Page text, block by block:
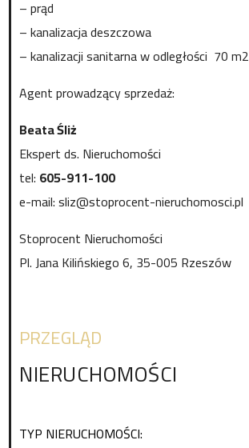
– prąd
– kanalizacja deszczowa
– kanalizacji sanitarna w odległości 70 m2
Agent prowadzący sprzedaż:
Beata Śliż
Ekspert ds. Nieruchomości
tel: 605-911-100
e-mail: sliz@stoprocent-nieruchomosci.pl
Stoprocent Nieruchomości
Pl. Jana Kilińskiego 6, 35-005 Rzeszów
PRZEGLĄD
NIERUCHOMOŚCI
TYP NIERUCHOMOŚCI: